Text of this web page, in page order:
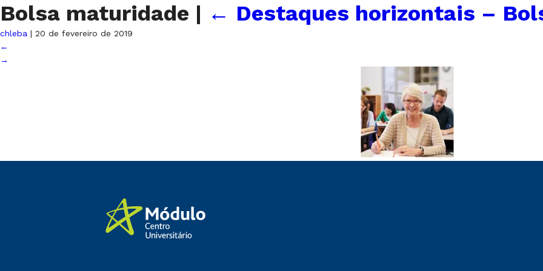
Bolsa maturidade | ← Destaques horizontais –
chleba | 20 de fevereiro de 2019
←
→